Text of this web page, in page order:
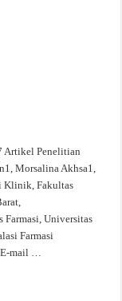
Artikel Penelitian
Morsalina Akhsa1,
Klinik, Fakultas
Farmasi, Universitas
Farmasi
mail …